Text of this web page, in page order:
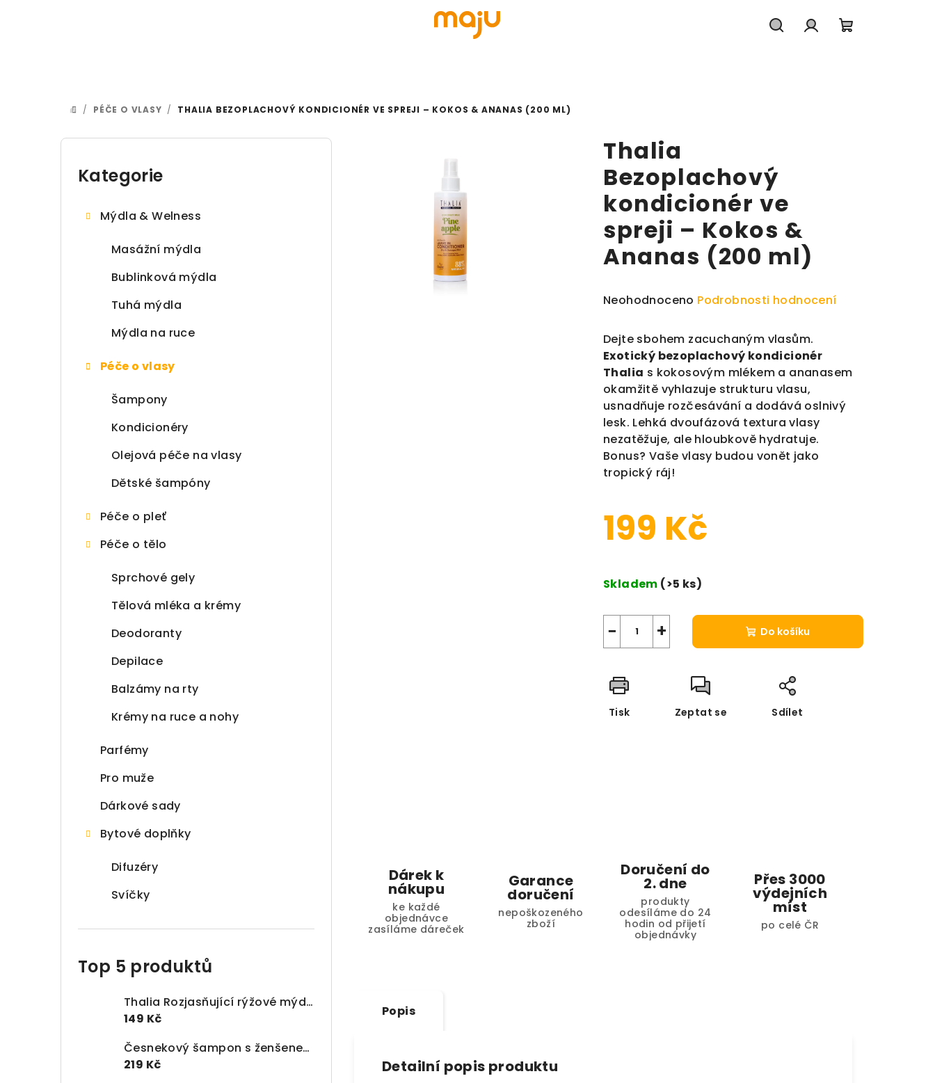
DOMŮ
/ PÉČE O VLASY / THALIA BEZOPLACHOVÝ KONDICIONÉR VE SPREJI – KOKOS & ANANAS (200 ML)
Postranní panel
Přeskočit kategorie
Kategorie
Mýdla & Welness
Masážní mýdla
Bublinková mýdla
Tuhá mýdla
Mýdla na ruce
Péče o vlasy
Šampony
Kondicionéry
Olejová péče na vlasy
Dětské šampóny
Péče o pleť
Péče o tělo
Sprchové gely
Tělová mléka a krémy
Deodoranty
Depilace
Balzámy na rty
Krémy na ruce a nohy
Parfémy
Pro muže
Dárkové sady
Bytové doplňky
Difuzéry
Svíčky
Top 5 produktů
Thalia Rozjasňující rýžové mýdlo – Rice Soap (150 g)
149 Kč
Česnekový šampon s ženšenem proti vypadávání vlasů (300 ml)
219 Kč
Thalia
Bezoplachový
kondicionér ve
spreji – Kokos &
Ananas (200 ml)
Průměrné hodnocení produktu je 0,0 z 5 hvězdiček.
Neohodnoceno Podrobnosti hodnocení
Dejte sbohem zacuchaným vlasům.
Exotický bezoplachový kondicionér
Thalia s kokosovým mlékem a ananasem
okamžitě vyhlazuje strukturu vlasu,
usnadňuje rozčesávání a dodává oslnivý
lesk. Lehká dvoufázová textura vlasy
nezatěžuje, ale hloubkově hydratuje.
Bonus? Vaše vlasy budou vonět jako
tropický ráj!
199 Kč
Skladem (>5 ks)
+
− Do košíku
Tisk Zeptat se Sdílet
Dárek k
nákupu
ke každé
objednávce
zasíláme dáreček
Garance
doručení
nepoškozeného
zboží
Doručení do
2. dne
produkty
odesíláme do 24
hodin od přijetí
objednávky
Přes 3000
výdejních
míst
po celé ČR
Popis
Detailní popis produktu